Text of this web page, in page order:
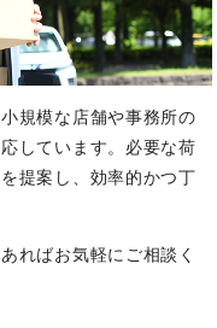
規模な店舗や事務所の
しています。 必要な荷
提案し、効率的かつ丁
ればお気軽にご相談く